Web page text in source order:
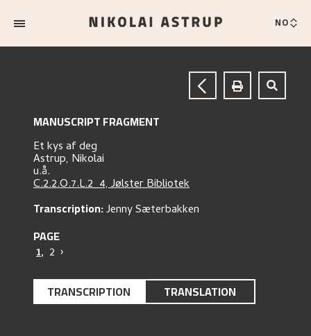
NO
MANUSCRIPT FRAGMENT
Et kys af deg
Astrup, Nikolai
u.å.
C.2.2.O.7.L.2_4, Jølster Bibliotek
Transcription:Jenny Sæterbakken
PAGE
1, 2 ›
TRANSCRIPTION TRANSLATION